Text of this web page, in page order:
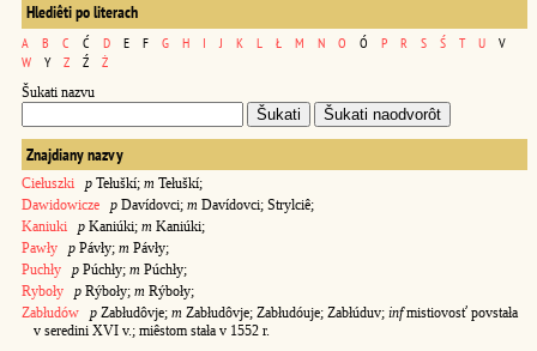
Hlediêti po literach
A B C Ć D E F G H I J K L Ł M N O Ó P R S Ś T U
V
W
Y Z Ź Ż
Šukati nazvu
Znajdiany nazvy
Ciełuszki p Tełuškí; m Tełuškí;
Dawidowicze
p Davídovci; m Davídovci; Strylciê;
Kaniuki
p Kaniúki; m Kaniúki;
Pawły
p Pávły; m Pávły;
Puchły
p Púchły; m Púchły;
Ryboły
p Rýboły; m Rýboły;
Zabłudów
p Zabłudôvje; m Zabłudôvje; Zabłudóuje; Zabłúduv; infmistiovosť povstała
v seredini XVI v.; miêstom stała v 1552 r.